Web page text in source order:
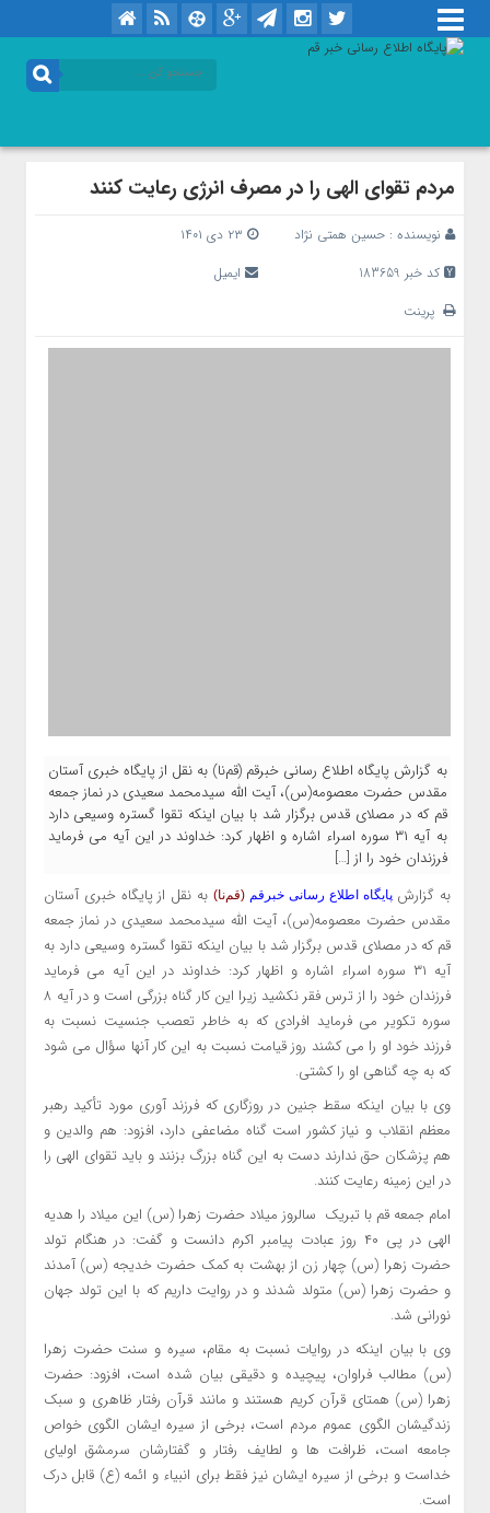
مردم تقوای الهی را در مصرف انرژی رعایت کنند
نویسنده : حسین همتی نژاد
کد خبر 183659
ایمیل
پرینت
به گزارش پایگاه اطلاع رسانی خبرقم (قم‌نا) به نقل از پایگاه خبری آستان
مقدس حضرت معصومه(س)، آیت الله سیدمحمد سعیدی در نماز جمعه
قم که در مصلای قدس برگزار شد با بیان اینکه تقوا گستره وسیعی دارد
به آیه ۳۱ سوره اسراء اشاره و اظهار کرد: خداوند در این آیه می فرماید
فرزندان خود را از […]
به گزارشپایگاه اطلاع رسانی خبرقم (قم‌نا)
به نقل از پایگاه خبری آستان
مقدس حضرت معصومه(س)، آیت الله سیدمحمد سعیدی در نماز جمعه
قم که در مصلای قدس برگزار شد با بیان اینکه تقوا گستره وسیعی دارد به
آیه ۳۱ سوره اسراء اشاره و اظهار کرد: خداوند در این آیه می فرماید
فرزندان خود را از ترس فقر نکشید زیرا این کار گناه بزرگی است و در آیه ۸
سوره تکویر می فرماید افرادی که به خاطر تعصب جنسیت نسبت به
فرزند خود او را می کشند روز قیامت نسبت به این کار آنها سؤال می شود
که به چه گناهی او را کشتی.
وی با بیان اینکه سقط جنین در روزگاری که فرزند آوری مورد تأکید رهبر
معظم انقلاب و نیاز کشور است گناه مضاعفی دارد، افزود: هم والدین و
هم پزشکان حق ندارند دست به این گناه بزرگ بزنند و باید تقوای الهی را
در این زمینه رعایت کنند.
امام جمعه قم با تبریک سالروز میلاد حضرت زهرا (س) این میلاد را هدیه
الهی در پی ۴۰ روز عبادت پیامبر اکرم دانست و گفت: در هنگام تولد
حضرت زهرا (س) چهار زن از بهشت به کمک حضرت خدیجه (س) آمدند
و حضرت زهرا (س) متولد شدند و در روایت داریم که با این تولد جهان
نورانی شد.
وی با بیان اینکه در روایات نسبت به مقام، سیره و سنت حضرت زهرا
(س) مطالب فراوان، پیچیده و دقیقی بیان شده است، افزود: حضرت
زهرا (س) همتای قرآن کریم هستند و مانند قرآن رفتار ظاهری و سبک
زندگیشان الگوی عموم مردم است، برخی از سیره ایشان الگوی خواص
جامعه است، ظرافت ها و لطایف رفتار و گفتارشان سرمشق اولیای
خداست و برخی از سیره ایشان نیز فقط برای انبیاء و ائمه (ع) قابل درک
است.